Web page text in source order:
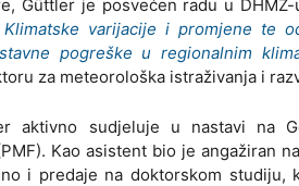
Güttler je posvećen radu u
Klimatske varijacije i promjene te
pogreške u regionalnim
za meteorološka istraživanja i
aktivno sudjeluje u nastavi na
Kao asistent bio je angažiran
i predaje na doktorskom studiju,